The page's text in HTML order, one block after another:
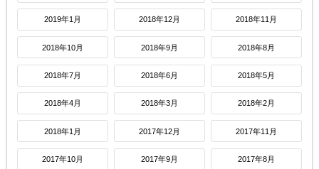
2019年1月 2018年12月 2018年11月
2018年10月 2018年9月 2018年8月
2018年7月 2018年6月 2018年5月
2018年4月 2018年3月 2018年2月
2018年1月 2017年12月 2017年11月
2017年10月 2017年9月 2017年8月